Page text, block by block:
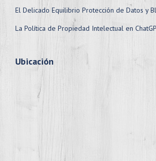
El Delicado Equilibrio Protección de Datos y
La Política de Propiedad Intelectual en
Ubicación